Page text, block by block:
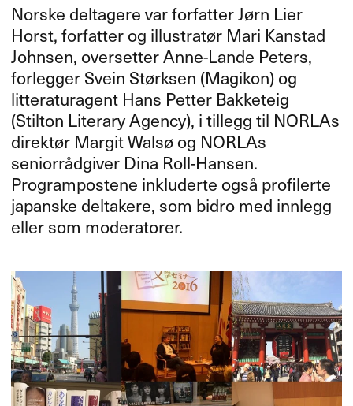
Norske deltagere var forfatter Jørn Lier
Horst, forfatter og illustratør Mari Kanstad
Johnsen, oversetter Anne-Lande Peters,
forlegger Svein Størksen (Magikon) og
litteraturagent Hans Petter Bakketeig
(Stilton Literary Agency), i tillegg til NORLAs
direktør Margit Walsø og NORLAs
seniorrådgiver Dina Roll-Hansen.
Programpostene inkluderte også profilerte
japanske deltakere, som bidro med innlegg
eller som moderatorer.